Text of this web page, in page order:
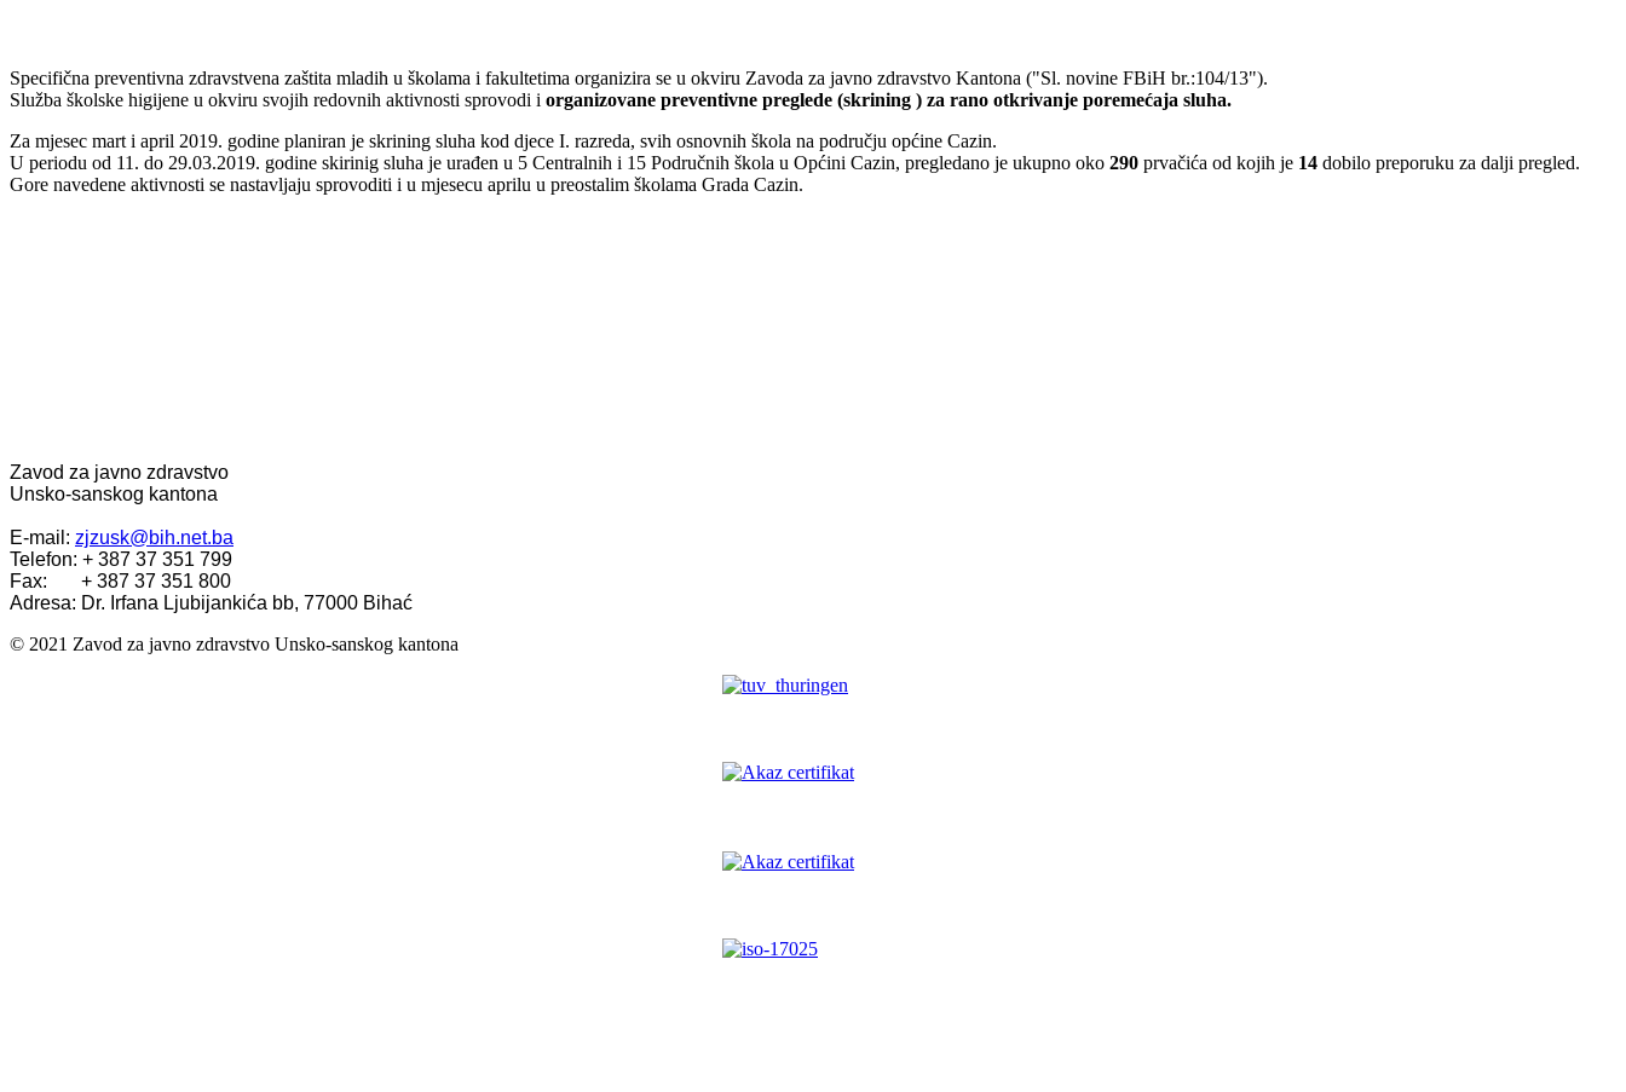
Specifična preventivna zdravstvena zaštita mladih u školama i fakultetima organizira se u okviru Zavoda za javno zdravstvo Kantona ("Sl. novine FBiH br.:104/13").
Služba školske higijene u okviru svojih redovnih aktivnosti sprovodi i organizovane preventivne preglede (skrining ) za rano otkrivanje poremećaja sluha.
Za mjesec mart i april 2019. godine planiran je skrining sluha kod djece I. razreda, svih osnovnih škola na području općine Cazin.
U periodu od 11. do 29.03.2019. godine skirinig sluha je urađen u 5 Centralnih i 15 Područnih škola u Općini Cazin, pregledano je ukupno oko 290 prvačića od kojih je 14 dobilo preporuku za dalji pregled.
Gore navedene aktivnosti se nastavljaju sprovoditi i u mjesecu aprilu u preostalim školama Grada Cazin.
Zavod za javno zdravstvo
Unsko-sanskog kantona
E-mail: zjzusk@bih.net.ba
Telefon: + 387 37 351 799
Fax: + 387 37 351 800
Adresa: Dr. Irfana Ljubijankića bb, 77000 Bihać
© 2021 Zavod za javno zdravstvo Unsko-sanskog kantona